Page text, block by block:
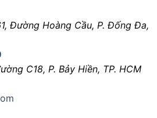
Đường Hoàng Cầu, P. Đống Đa,
C18, P. Bảy Hiền, TP. HCM